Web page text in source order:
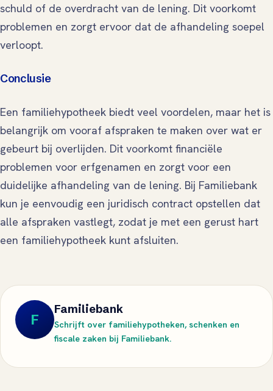
schuld of de overdracht van de lening. Dit voorkomt
problemen en zorgt ervoor dat de afhandeling soepel
verloopt.
Conclusie
Een familiehypotheek biedt veel voordelen, maar het is
belangrijk om vooraf afspraken te maken over wat er
gebeurt bij overlijden. Dit voorkomt financiële
problemen voor erfgenamen en zorgt voor een
duidelijke afhandeling van de lening. Bij Familiebank
kun je eenvoudig een juridisch contract opstellen dat
alle afspraken vastlegt, zodat je met een gerust hart
een familiehypotheek kunt afsluiten.
F
Familiebank
Schrijft over familiehypotheken, schenken en
fiscale zaken bij Familiebank.